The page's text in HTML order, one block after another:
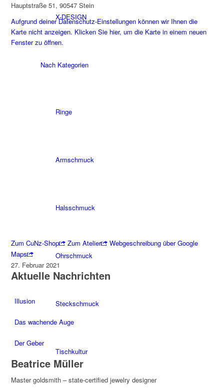
X-DESIGN
Nach Kategorien
Ringe
Armschmuck
Halsschmuck
Ohrschmuck
Steckschmuck
Tischkultur
Hauptstraße 51, 90547 Stein
Aufgrund deiner Datenschutz-Einstellungen können wir Ihnen die
Karte nicht anzeigen. Klicken Sie hier, um die Karte in einem neuen
Fenster zu öffnen.
Zum CuNz-Shop Zum Atelier
Webgeschreibung über Google
Maps
27. Februar 2021
Aktuelle Nachrichten
Illusion
Das wachende Auge
Der Geber
Beatrice Müller
Master goldsmith – state-certified jewelry designer